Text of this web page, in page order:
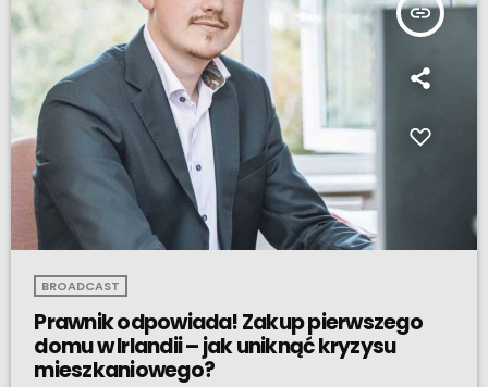
insert_link
BROADCAST
Prawnik odpowiada! Zakup pierwszego
domu w Irlandii – jak uniknąć kryzysu
mieszkaniowego?